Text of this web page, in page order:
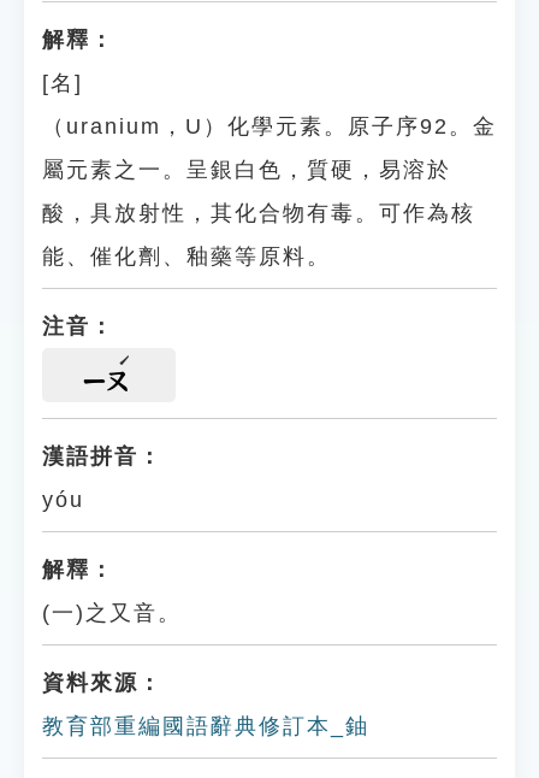
解釋：
[名]
（uranium，U）化學元素。原子序92。金
屬元素之一。呈銀白色，質硬，易溶於
酸，具放射性，其化合物有毒。可作為核
能、催化劑、釉藥等原料。
注音：
ㄧㄡ
漢語拼音：
yóu
解釋：
(一)之又音。
資料來源：
教育部重編國語辭典修訂本_鈾